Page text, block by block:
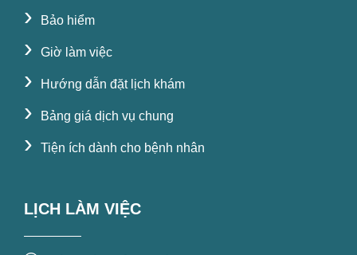
› Bảo hiểm
› Giờ làm việc
› Hướng dẫn đặt lịch khám
› Bảng giá dịch vụ chung
› Tiện ích dành cho bệnh nhân
LỊCH LÀM VIỆC